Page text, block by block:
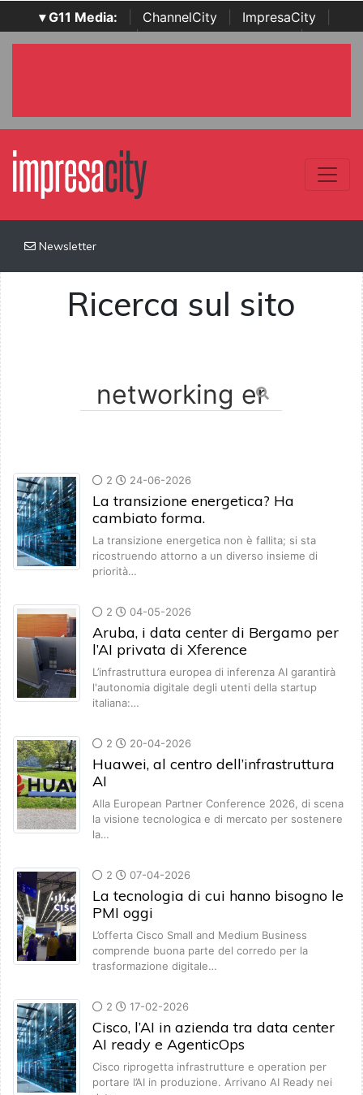
▾ G11 Media: ChannelCity ImpresaCity
SecurityOpenLab | Italian Channel Awards | Italian
Newsletter
Ricerca sul sito
2 24-06-2026
La transizione energetica? Ha
cambiato forma.
La transizione energetica non è fallita; si sta
ricostruendo attorno a un diverso insieme di
priorità…
2 04-05-2026
Aruba, i data center di Bergamo per
l’AI privata di Xference
L’infrastruttura europea di inferenza AI garantirà
l'autonomia digitale degli utenti della startup
italiana:…
2 20-04-2026
Huawei, al centro dell’infrastruttura
AI
Alla European Partner Conference 2026, di scena
la visione tecnologica e di mercato per sostenere
la…
2 07-04-2026
La tecnologia di cui hanno bisogno le
PMI oggi
L’offerta Cisco Small and Medium Business
comprende buona parte del corredo per la
trasformazione digitale…
2 17-02-2026
Cisco, l’AI in azienda tra data center
AI ready e AgenticOps
Cisco riprogetta infrastrutture e operation per
portare l’AI in produzione. Arrivano AI Ready nei